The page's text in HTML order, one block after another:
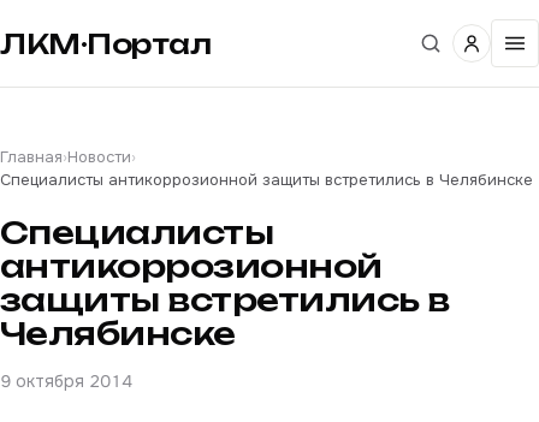
ЛКМ·Портал
Главная›Новости›
Специалисты антикоррозионной защиты встретились в Челябинске
Специалисты
антикоррозионной
защиты встретились в
Челябинске
9 октября 2014